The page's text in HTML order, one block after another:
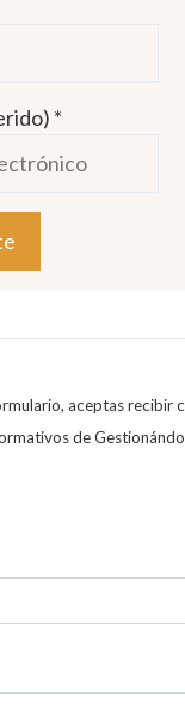
*
aceptas recibir
de